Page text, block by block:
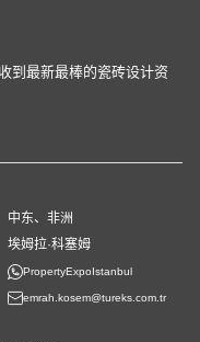
到最新最棒的瓷砖设计资
中东、非洲
埃姆拉·科塞姆
PropertyExpoIstanbul
emrah.kosem@tureks.com.tr